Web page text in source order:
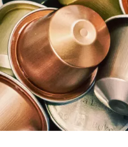
Deshalb decken wir
Frischhaltefolie ein.
Feuchtigkeit, der
wenn sie mit
kommt.